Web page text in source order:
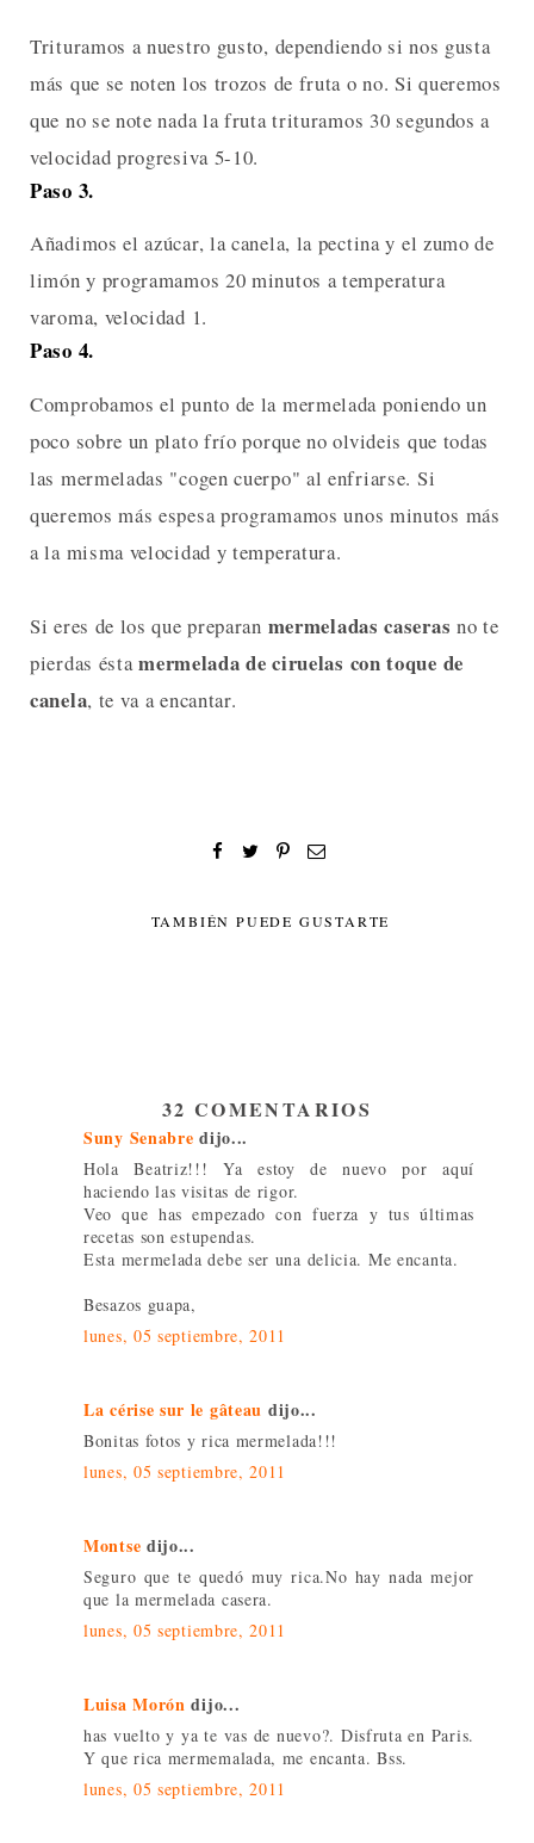
Trituramos a nuestro gusto, dependiendo si nos gusta
más que se noten los trozos de fruta o no. Si queremos
que no se note nada la fruta trituramos 30 segundos a
velocidad progresiva 5-10.
Paso 3.
Añadimos el azúcar, la canela, la pectina y el zumo de
limón y programamos 20 minutos a temperatura
varoma, velocidad 1.
Paso 4.
Comprobamos el punto de la mermelada poniendo un
poco sobre un plato frío porque no olvideis que todas
las mermeladas "cogen cuerpo" al enfriarse. Si
queremos más espesa programamos unos minutos más
a la misma velocidad y temperatura.
Si eres de los que preparan mermeladas caseras no te
pierdas éstamermelada de ciruelas con toque de
canela, te va a encantar.
TAMBIÉN PUEDE GUSTARTE
32 COMENTARIOS
Suny Senabre dijo...
Hola Beatriz!!! Ya estoy de nuevo por aquí
haciendo las visitas de rigor.
Veo que has empezado con fuerza y tus últimas
recetas son estupendas.
Esta mermelada debe ser una delicia. Me encanta.
Besazos guapa,
lunes, 05 septiembre, 2011
La cérise sur le gâteau dijo...
Bonitas fotos y rica mermelada!!!
lunes, 05 septiembre, 2011
Montse dijo...
Seguro que te quedó muy rica.No hay nada mejor
que la mermelada casera.
lunes, 05 septiembre, 2011
Luisa Morón dijo...
has vuelto y ya te vas de nuevo?. Disfruta en Paris.
Y que rica mermemalada, me encanta. Bss.
lunes, 05 septiembre, 2011